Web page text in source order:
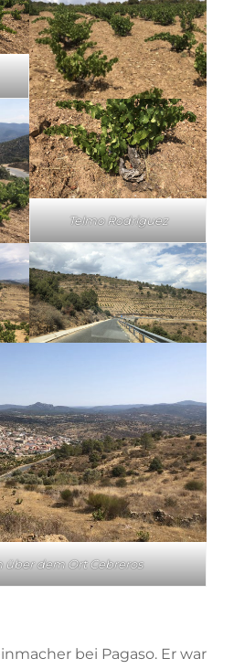
Telmo Rodriguez
über dem Ort Cebreros
bei Pagaso. Er war